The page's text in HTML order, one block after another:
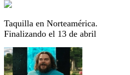
Taquilla en Norteamérica.
Finalizando el 13 de abril